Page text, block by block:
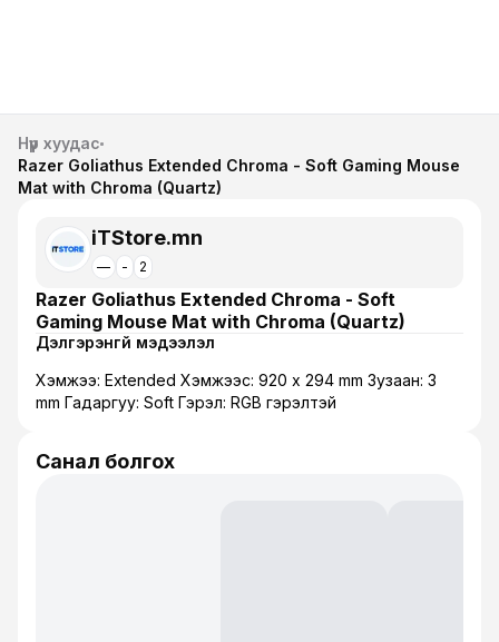
Нүүр хуудас
Razer Goliathus Extended Chroma - Soft Gaming Mouse
Mat with Chroma (Quartz)
iTStore.mn
— - 2
Razer Goliathus Extended Chroma - Soft
Gaming Mouse Mat with Chroma (Quartz)
Дэлгэрэнгүй мэдээлэл
Хэмжээ: Extended Хэмжээс: 920 x 294 mm Зузаан: 3
mm Гадаргуу: Soft Гэрэл: RGB гэрэлтэй
Санал болгох